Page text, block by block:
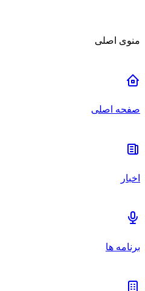
منوی اصلی
صفحه اصلی
اخبار
برنامه ها